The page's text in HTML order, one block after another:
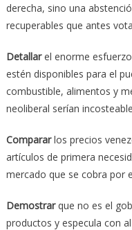
derecha, sino una
recuperables que antes
Detallarel enorme
estén disponibles para el
combustible, alimentos y
neoliberal serían
Compararlos precios
artículos de primera
mercado que se cobra por
Demostrarque no es el
productos y especula con